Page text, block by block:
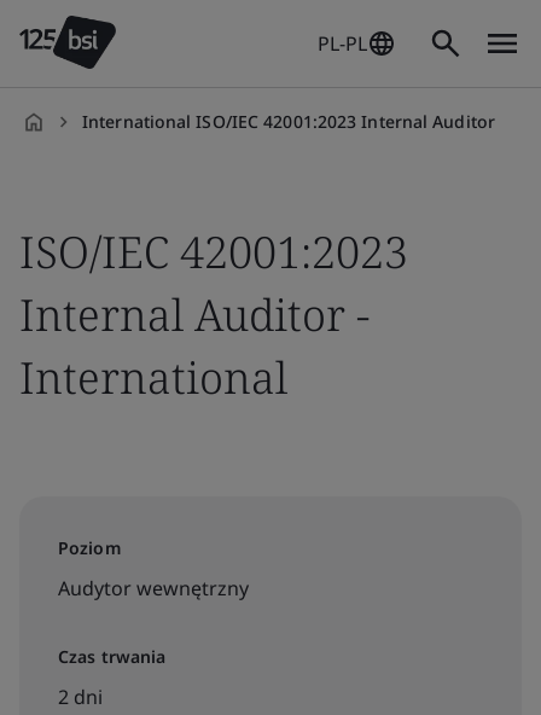
PL-PL
International ISO/IEC 42001:2023 Internal Auditor
ISO/IEC 42001:2023
Internal Auditor -
International
Poziom
Audytor wewnętrzny
Czas trwania
2 dni